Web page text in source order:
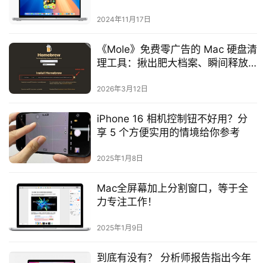
2024年11月17日
《Mole》免费零广告的 Mac 硬盘清
理工具：揪出肥大档案、瞬间释放
2026年3月12日
iPhone 16 相机控制钮不好用？分
享 5 个方便实用的情境给你参考
2025年1月8日
Mac全屏幕加上分割窗口，等于全
力专注工作！
2025年1月9日
到底有没有？ 分析师报告指出今年